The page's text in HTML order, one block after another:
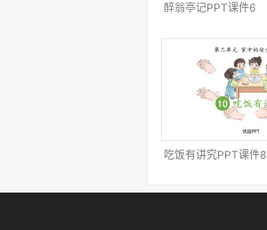
醉翁亭记PPT课件6
吃饭有讲究PPT课件8